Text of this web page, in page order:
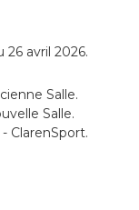
annuels
ou
avril 2026.
Salle.
Salle.
ClarenSport.